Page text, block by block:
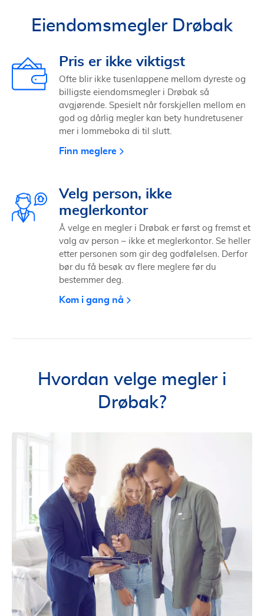
Eiendomsmegler Drøbak
Pris er ikke viktigst
Ofte blir ikke tusenlappene mellom dyreste og
billigste eiendomsmegler i Drøbak så
avgjørende. Spesielt når forskjellen mellom en
god og dårlig megler kan bety hundretusener
mer i lommeboka di til slutt.
Finn meglere
Velg person, ikke
meglerkontor
Å velge en megler i Drøbak er først og fremst et
valg av person – ikke et meglerkontor. Se heller
etter personen som gir deg godfølelsen. Derfor
bør du få besøk av flere meglere før du
bestemmer deg.
Kom i gang nå
Hvordan velge megler i
Drøbak?